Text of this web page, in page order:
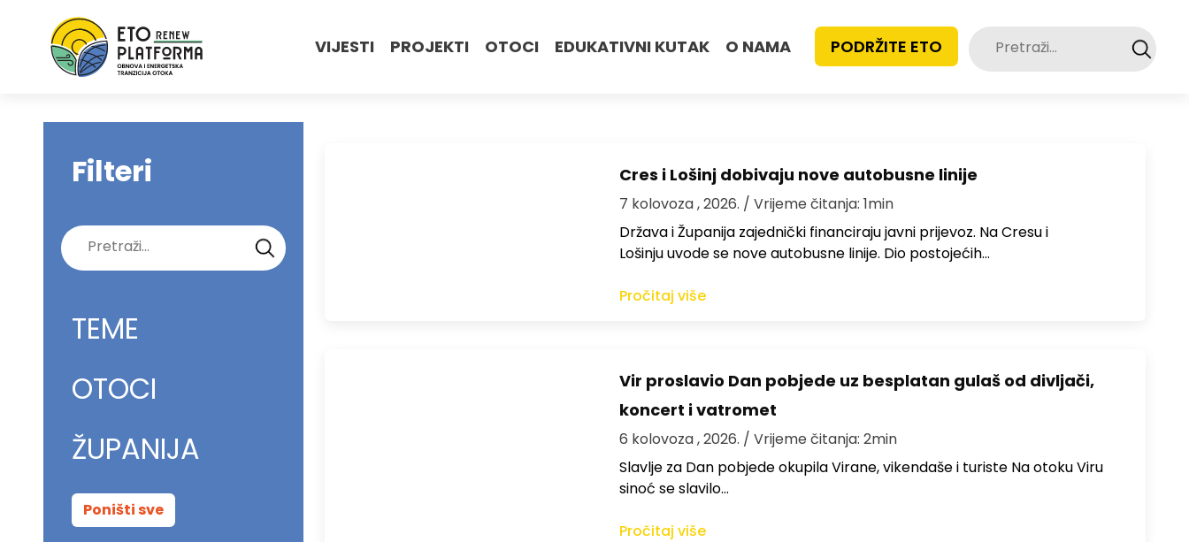
VIJESTI PROJEKTI OTOCI EDUKATIVNI KUTAK O NAMA PODRŽITE ETO Pretraži:
Filteri
Pretraži:
TEME
OTOCI
ŽUPANIJA
Poništi sve
Cres i Lošinj dobivaju nove autobusne linije
7 kolovoza , 2026. / Vrijeme čitanja: 1min
Država i Županija zajednički financiraju javni prijevoz. Na Cresu i
Lošinju uvode se nove autobusne linije. Dio postojećih…
Pročitaj više
Vir proslavio Dan pobjede uz besplatan gulaš od divljači,
koncert i vatromet
6 kolovoza , 2026. / Vrijeme čitanja: 2min
Slavlje za Dan pobjede okupila Virane, vikendaše i turiste Na otoku Viru
sinoć se slavilo…
Pročitaj više